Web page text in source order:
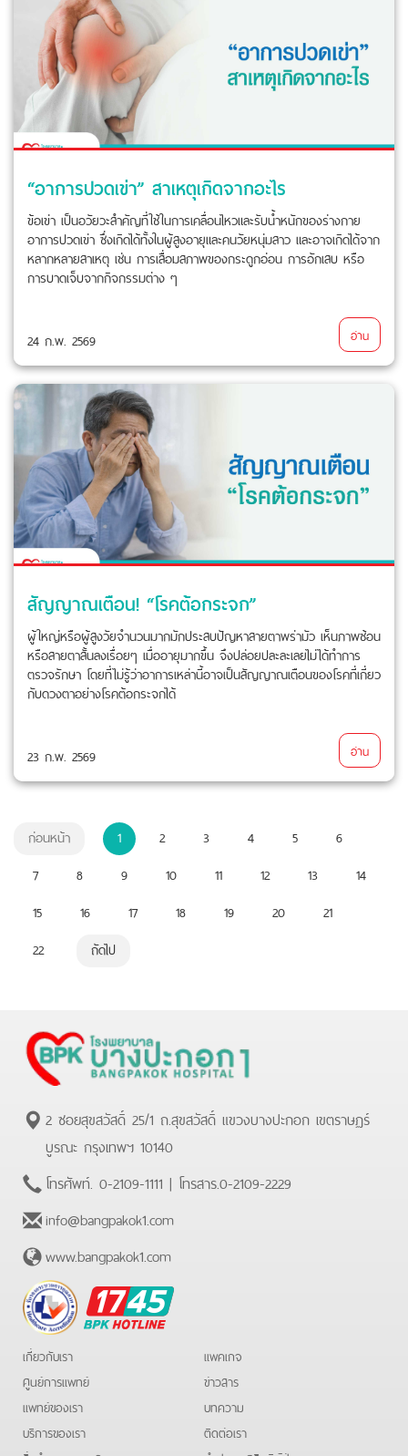
“อาการปวดเข่า” สาเหตุเกิดจากอะไร
ข้อเข่า เป็นอวัยวะสำคัญที่ใช้ในการเคลื่อนไหวและรับน้ำหนักของร่างกาย
อาการปวดเข่า ซึ่งเกิดได้ทั้งในผู้สูงอายุและคนวัยหนุ่มสาว และอาจเกิดได้จาก
หลากหลายสาเหตุ เช่น การเสื่อมสภาพของกระดูกอ่อน การอักเสบ หรือ
การบาดเจ็บจากกิจกรรมต่าง ๆ
24 ก.พ. 2569 อ่าน
สัญญาณเตือน! “โรคต้อกระจก”
ผู้ใหญ่หรือผู้สูงวัยจำนวนมากมักประสบปัญหาสายตาพร่ามัว เห็นภาพซ้อน
หรือสายตาสั้นลงเรื่อยๆ เมื่ออายุมากขึ้น จึงปล่อยปละละเลยไม่ได้ทำการ
ตรวจรักษา โดยที่ไม่รู้ว่าอาการเหล่านี้อาจเป็นสัญญาณเตือนของโรคที่เกี่ยว
กับดวงตาอย่างโรคต้อกระจกได้
23 ก.พ. 2569 อ่าน
ก่อนหน้า 1 2 3 4 5
6
7
8 9 10 11 12 13
14
15
16 17 18 19 20
21
22
ถัดไป
2 ซอยสุขสวัสดิ์ 25/1 ถ.สุขสวัสดิ์ แขวงบางปะกอก เขตราษฏร์
บูรณะ กรุงเทพฯ 10140
โทรศัพท์. 0-2109-1111 | โทรสาร.0-2109-2229
info@bangpakok1.com
www.bangpakok1.com
BPK
Hotline
เกี่ยวกับเรา
ศูนย์การแพทย์
แพทย์ของเรา
บริการของเรา
แพคเกจ
ข่าวสาร
บทความ
ติดต่อเรา